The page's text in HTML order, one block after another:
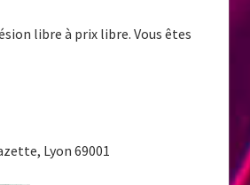
libre à prix libre. Vous êtes
Lyon 69001